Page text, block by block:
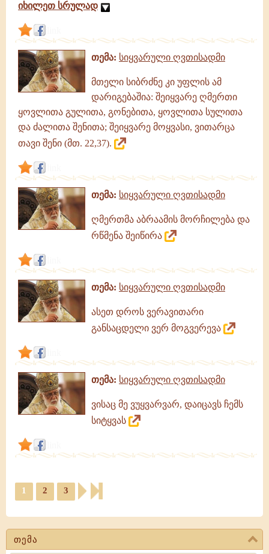
თემა
იხილეთ სრულად
თემა: სიყვარული ღვთისადმი
მთელი სიბრძნე კი უფლის ამ
დარიგებაშია: შეიყვარე ღმერთი
ყოვლითა გულითა, გონებითა, ყოვლითა სულითა
და ძალითა შენითა; შეიყვარე მოყვასი, ვითარცა
თავი შენი (მთ. 22,37).
თემა: სიყვარული ღვთისადმი
ღმერთმა აბრაამის მორჩილება და
რწმენა შეიწირა
თემა: სიყვარული ღვთისადმი
ასეთ დროს ვერავითარი
განსაცდელი ვერ მოგვერევა
თემა: სიყვარული ღვთისადმი
ვისაც მე ვუყვარვარ, დაიცავს ჩემს
სიტყვას
1 2 3